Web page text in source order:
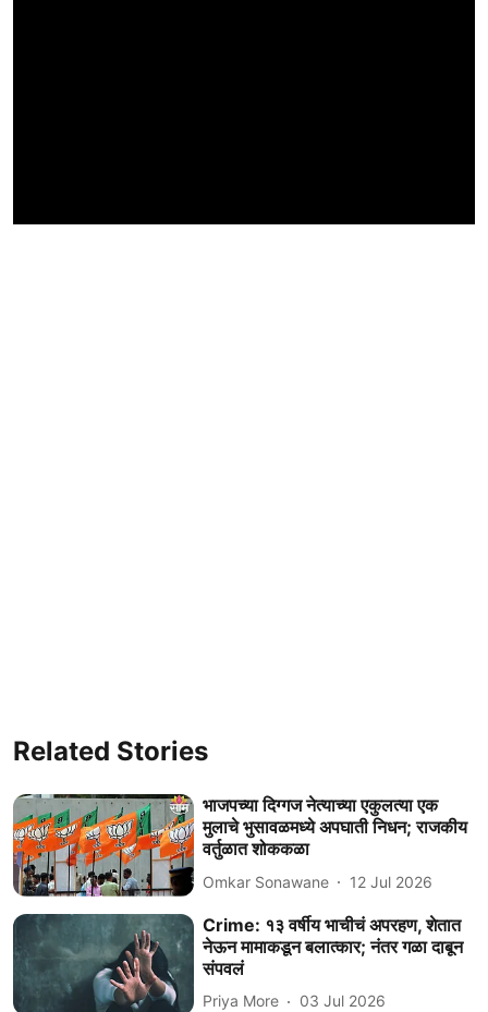
Related Stories
भाजपच्या दिग्गज नेत्याच्या एकुलत्या एक
मुलाचे भुसावळमध्ये अपघाती निधन; राजकीय
वर्तुळात शोककळा
Omkar Sonawane 12 Jul 2026
Crime: १३ वर्षीय भाचीचं अपरहण, शेतात
नेऊन मामाकडून बलात्कार; नंतर गळा दाबून
संपवलं
Priya More 03 Jul 2026